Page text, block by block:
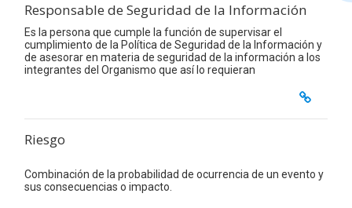
Responsable de Seguridad de la Información
Es la persona que cumple la función de supervisar el
cumplimiento de la Política de Seguridad de la Información y
de asesorar en materia de seguridad de la información a los
integrantes del Organismo que así lo requieran
Riesgo
Combinación de la probabilidad de ocurrencia de un evento y
sus consecuencias o impacto.